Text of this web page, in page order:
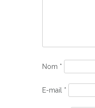
Nom *
E-mail *